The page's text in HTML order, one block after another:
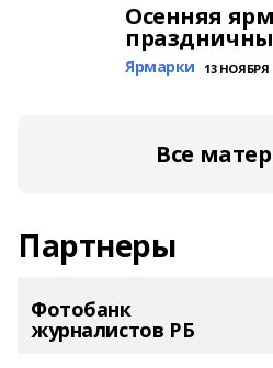
Осенняя
Ярмарки 13 НОЯБРЯ
Все
Партнеры
Фотобанк
журналистов РБ